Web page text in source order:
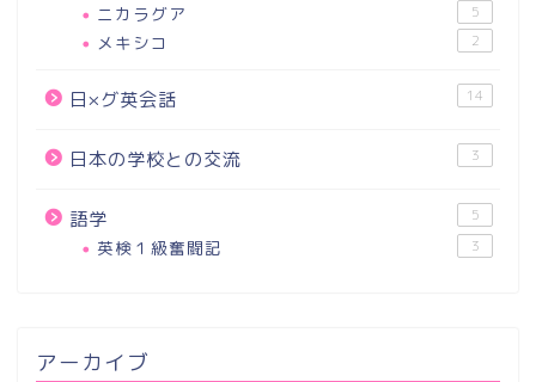
ニカラグア 5
メキシコ 2
日×グ英会話 14
日本の学校との交流 3
語学 5
英検１級奮闘記 3
アーカイブ